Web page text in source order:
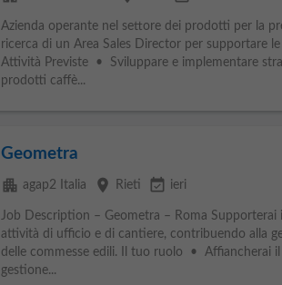
Azienda operante nel settore dei prodotti per la
ricerca di un Area Sales Director per supportare
Attività Previste • Sviluppare e implementare
prodotti caffè...
Geometra
apartment agap2 Italia place Rieti event_available ieri
Job Description – Geometra – Roma Supporterai il
attività di ufficio e di cantiere, contribuendo alla
delle commesse edili. Il tuo ruolo • Affiancherai il
gestione...